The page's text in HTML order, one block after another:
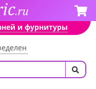
и фурнитуры